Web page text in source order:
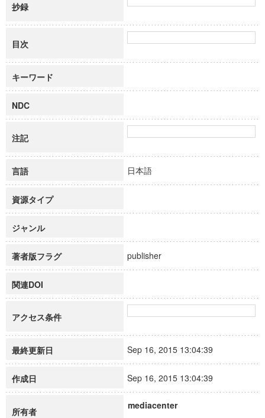
抄録
目次
キーワード
NDC
注記
言語 日本語
資源タイプ
ジャンル
著者版フラグ publisher
関連DOI
アクセス条件
最終更新日 Sep 16, 2015 13:04:39
作成日 Sep 16, 2015 13:04:39
所有者
mediacenter